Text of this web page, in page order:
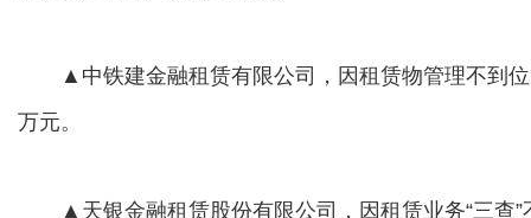
▲中铁建金融租赁有限公司，因租赁物管理不到位
万元。
▲天银金融租赁股份有限公司，因租赁业务“三查”